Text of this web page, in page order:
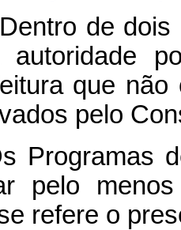
de
autoridade
que
pelo
Programas
pelo
refere o